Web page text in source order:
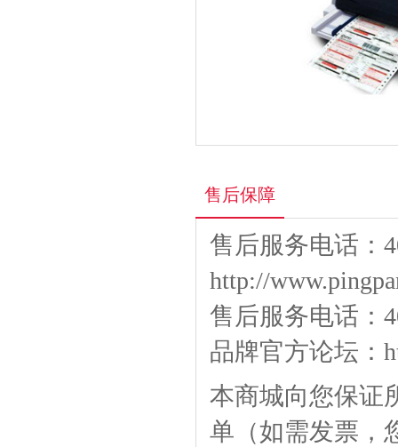
售后保障
售后服务电话：
http://
售后服务电话：
品牌官方论坛：
本商城向您保证
单（如需发票，